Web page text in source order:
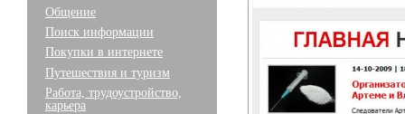
Общение
Поиск информации
Покупки в интернете
Путешествия и туризм
Работа, трудоустройство,
карьера